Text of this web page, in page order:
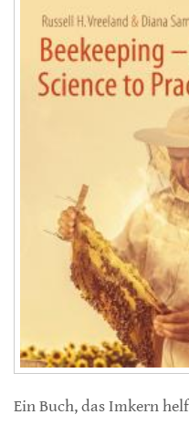
Ein Buch, das Imkern